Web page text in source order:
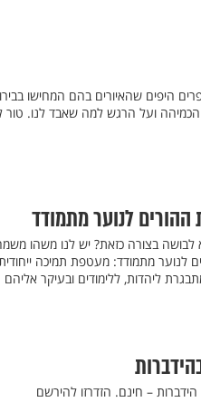
היפים שהאיורים בהם המחישו
ועל הרגש למה שאבד לנו. טור
לנוער מתמודד
בצורה כזאת? יש לנו משהו
לנוער מתמודד: מעטפת תמיכה ייחודית
ליהדות, ללימודים ובעיקר אליהם
– חינם. הזדרזו להירשם